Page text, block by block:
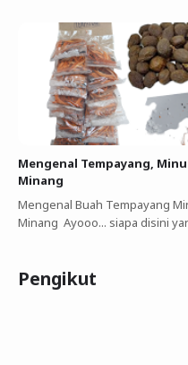
Mengenal Tempayang,
Minang
Mengenal Buah Tempayang
Minang Ayooo... siapa disini
Pengikut